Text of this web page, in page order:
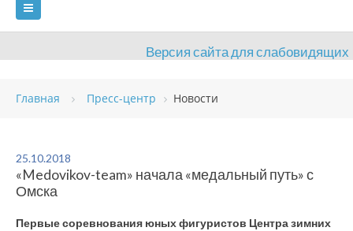
Версия сайта для слабовидящих
ГЛАВНАЯ
ВИДЫ СПОРТА
ОБЪЕКТЫ
ОЦЕНКА КАЧЕСТВА ОБРАЗОВАНИЯ ВАКАНСИИ
Главная Пресс-центр Новости
25.10.2018
«Medovikov-team» начала «медальный путь» с
Омска
Первые соревнования юных фигуристов Центра зимних